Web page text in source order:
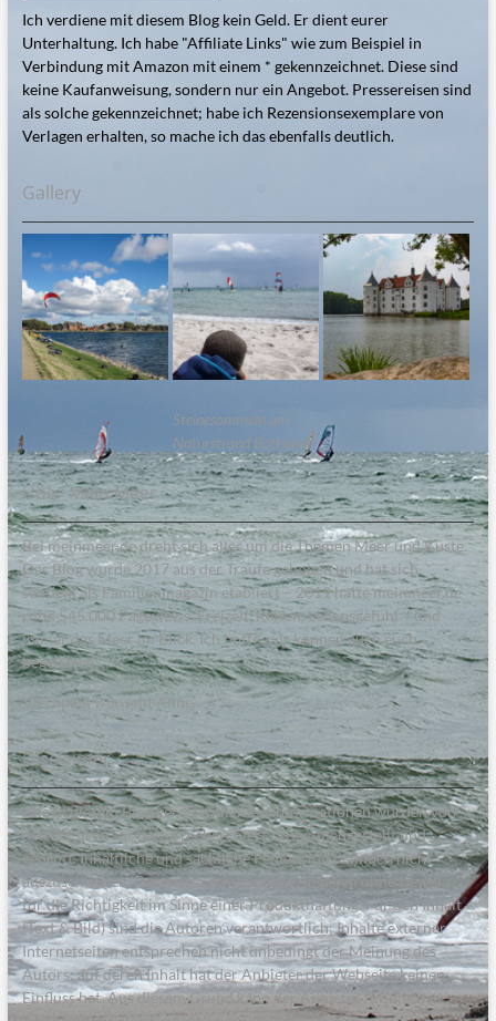
Ich verdiene mit diesem Blog kein Geld. Er dient eurer
Unterhaltung. Ich habe "Affiliate Links" wie zum Beispiel in
Verbindung mit Amazon mit einem * gekennzeichnet. Diese sind
keine Kaufanweisung, sondern nur ein Angebot. Pressereisen sind
als solche gekennzeichnet; habe ich Rezensionsexemplare von
Verlagen erhalten, so mache ich das ebenfalls deutlich.
Gallery
Steinesammeln am
Naturstrand Bottsand
Über Mein:Meer
Bei meinmeer.de dreht sich alles um die Themen Meer und Küste.
Das Blog wurde 2017 aus der Traufe gehoben und hat sich
seitdem als Familienmagazin etabliert – 2019 hatte meinmeer.de
rund 545.000 Pageviews. Freizeit, Reisen, Lebensgefühl – und
immer das Meer im Blick. Ich hoffe, wir können auch euch
begeistern!
Viel Spaß, wünscht Anne.
Disclaimer
Alle in diesem Blog veröffentlichten Informationen wurden von
den Autoren sorgfältig recherchiert, zusammengestellt und
geprüft. Inhaltliche und sachliche Fehler sind dennoch nicht
auszuschließen. Deswegen erfolgen alle Angaben ohne Gewähr
für die Richtigkeit im Sinne einer Produkthaftung. Für den Inhalt
(Text & Bild) sind die Autoren verantwortlich; Inhalte externer
Internetseiten entsprechen nicht unbedingt der Meinung des
Autors; auf deren Inhalt hat der Anbieter der Webseite keinen
Einfluss hat. Aus diesem Grund kann der Anbieter für diese